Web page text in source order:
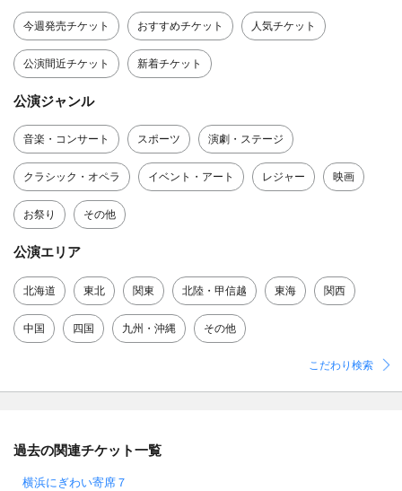
今週発売チケット おすすめチケット 人気チケット
公演間近チケット 新着チケット
公演ジャンル
音楽・コンサート スポーツ 演劇・ステージ
クラシック・オペラ イベント・アート レジャー 映画
お祭り その他
公演エリア
北海道 東北 関東 北陸・甲信越 東海 関西
中国 四国 九州・沖縄 その他
こだわり検索
過去の関連チケット一覧
横浜にぎわい寄席７